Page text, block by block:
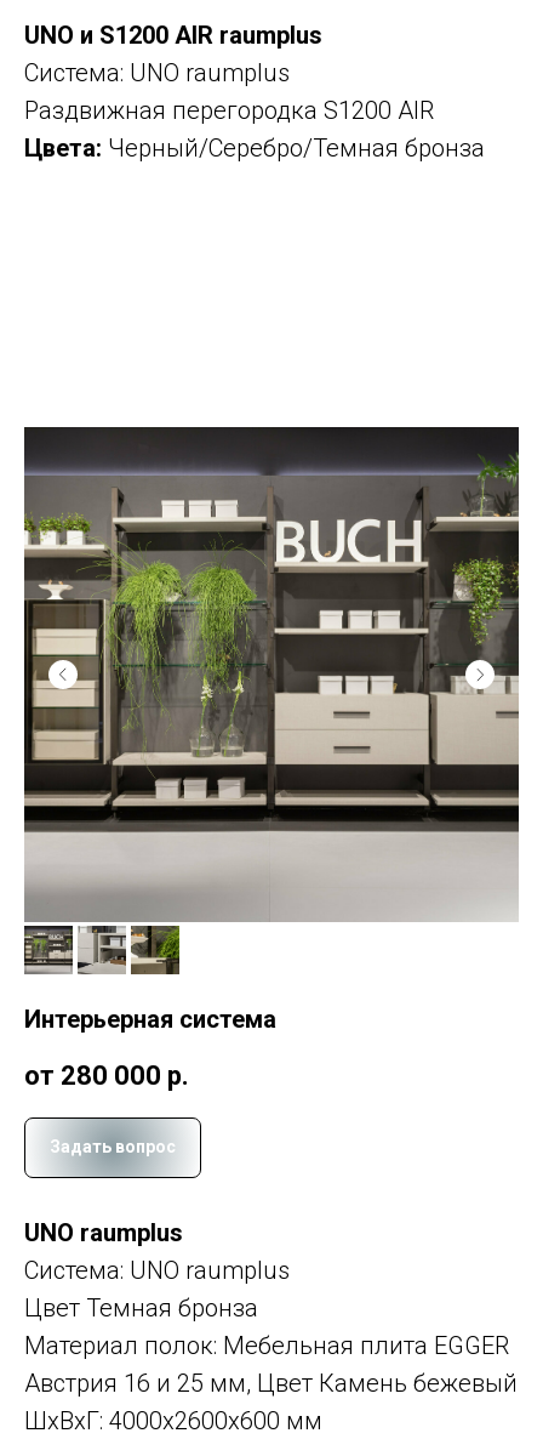
UNO и S1200 AIR raumplus
Система: UNO raumplus
Раздвижная перегородка S1200 AIR
Цвета: Черный/Серебро/Темная бронза
Интерьерная система
от 280 000 р.
Задать вопрос
UNO raumplus
Система: UNO raumplus
Цвет Темная бронза
Материал полок: Мебельная плита EGGER
Австрия 16 и 25 мм, Цвет Камень бежевый
ШxВxГ: 4000x2600x600 мм